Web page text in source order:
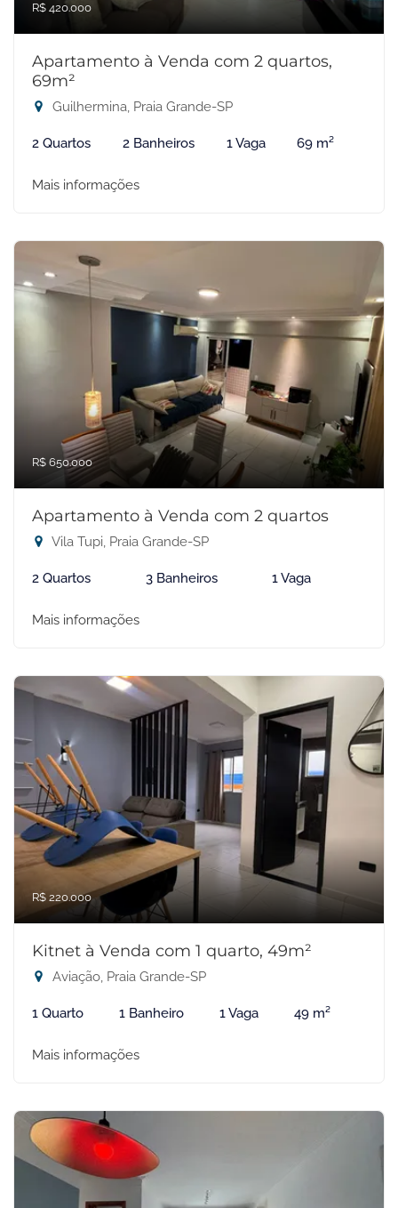
R$ 420.000
Apartamento à Venda com 2 quartos,
69m²
Guilhermina, Praia Grande-SP
2 Quartos 2 Banheiros 1 Vaga 69 m²
Mais informações
R$ 650.000
Apartamento à Venda com 2 quartos
Vila Tupi, Praia Grande-SP
2 Quartos 3 Banheiros 1 Vaga
Mais informações
R$ 220.000
Kitnet à Venda com 1 quarto, 49m²
Aviação, Praia Grande-SP
1 Quarto 1 Banheiro 1 Vaga 49 m²
Mais informações